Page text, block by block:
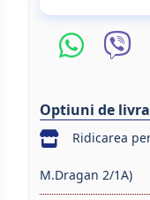
Optiuni de
Ridicarea
M.Dragan 2/1A)